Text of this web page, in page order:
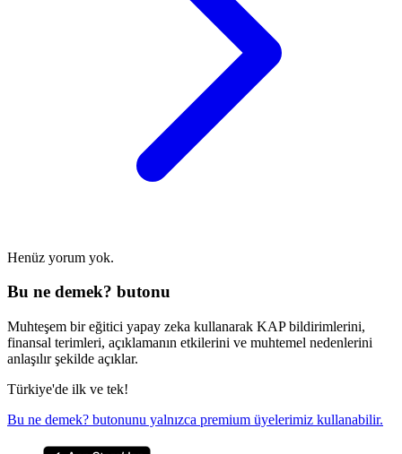
Henüz yorum yok.
Bu ne demek? butonu
Muhteşem bir eğitici yapay zeka kullanarak KAP bildirimlerini,
finansal terimleri, açıklamanın etkilerini ve muhtemel nedenlerini
anlaşılır şekilde açıklar.
Türkiye'de ilk ve tek!
Bu ne demek? butonunu yalnızca premium üyelerimiz kullanabilir.